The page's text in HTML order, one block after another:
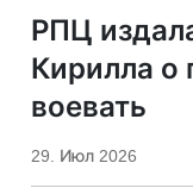
РПЦ
Кирилла о
воевать
29. Июл 2026